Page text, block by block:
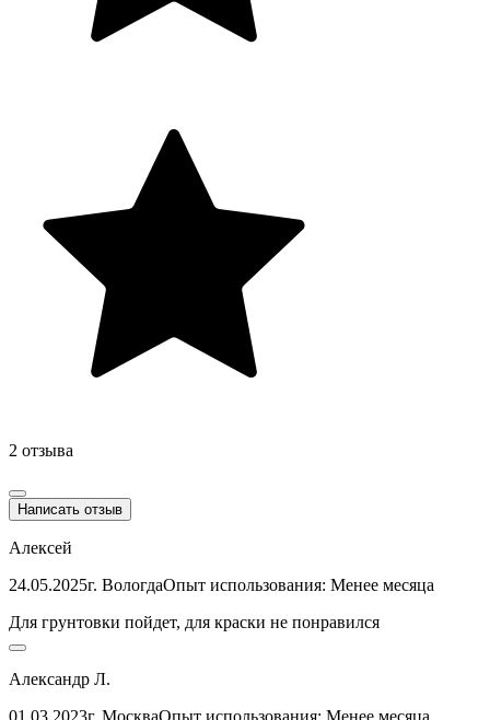
2 отзыва
Написать отзыв
Алексей
24.05.2025г. ВологдаОпыт использования: Менее месяца
Для грунтовки пойдет, для краски не понравился
Александр Л.
01.03.2023г. МоскваОпыт использования: Менее месяца